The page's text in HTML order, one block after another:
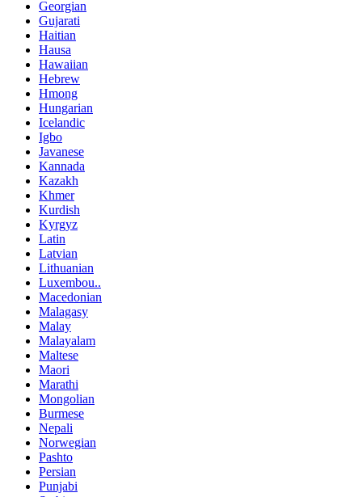
Georgian
Gujarati
Haitian
Hausa
Hawaiian
Hebrew
Hmong
Hungarian
Icelandic
Igbo
Javanese
Kannada
Kazakh
Khmer
Kurdish
Kyrgyz
Latin
Latvian
Lithuanian
Luxembou..
Macedonian
Malagasy
Malay
Malayalam
Maltese
Maori
Marathi
Mongolian
Burmese
Nepali
Norwegian
Pashto
Persian
Punjabi